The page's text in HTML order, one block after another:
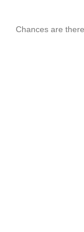
Chances are